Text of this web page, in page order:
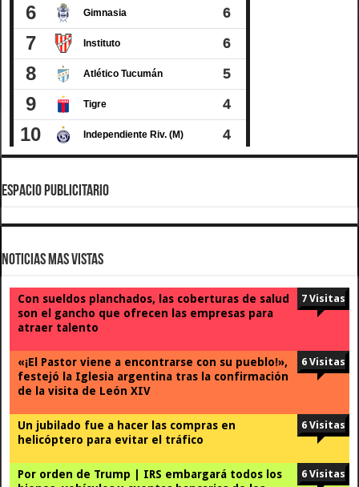
ESPACIO PUBLICITARIO
Noticias Mas Vistas
Con sueldos planchados, las coberturas de salud
son el gancho que ofrecen las empresas para
atraer talento
7 Visitas
«¡El Pastor viene a encontrarse con su pueblo!»,
festejó la Iglesia argentina tras la confirmación
de la visita de León XIV
6 Visitas
Un jubilado fue a hacer las compras en
helicóptero para evitar el tráfico
6 Visitas
Por orden de Trump | IRS embargará todos los
6 Visitas